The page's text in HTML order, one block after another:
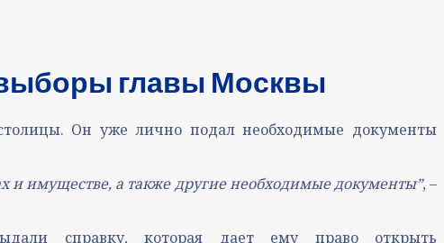
главы Москвы
Он уже лично подал необходимые документы
и имуществе, а также другие необходимые документыˮ, –
справку, которая дает ему право открыть